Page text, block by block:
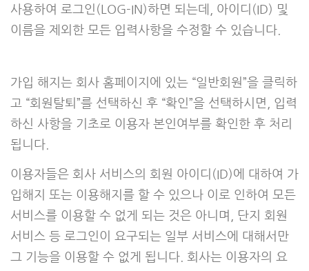
사용하여 로그인(LOG-IN)하면 되는데, 아이디(ID) 및
이름을 제외한 모든 입력사항을 수정할 수 있습니다.
가입 해지는 회사 홈페이지에 있는 “일반회원”을 클릭하
고 “회원탈퇴”를 선택하신 후 “확인”을 선택하시면, 입력
하신 사항을 기초로 이용자 본인여부를 확인한 후 처리
됩니다.
이용자들은 회사 서비스의 회원 아이디(ID)에 대하여 가
입해지 또는 이용해지를 할 수 있으나 이로 인하여 모든
서비스를 이용할 수 없게 되는 것은 아니며, 단지 회원
서비스 등 로그인이 요구되는 일부 서비스에 대해서만
그 기능을 이용할 수 없게 됩니다. 회사는 이용자의 요